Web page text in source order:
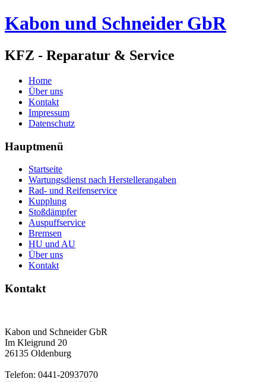
Kabon und Schneider GbR
KFZ - Reparatur & Service
Home
Über uns
Kontakt
Impressum
Datenschutz
Hauptmenü
Startseite
Wartungsdienst nach Herstellerangaben
Rad- und Reifenservice
Kupplung
Stoßdämpfer
Auspuffservice
Bremsen
HU und AU
Über uns
Kontakt
Kontakt
Kabon und Schneider GbR
Im Kleigrund 20
26135 Oldenburg
Telefon: 0441-20937070